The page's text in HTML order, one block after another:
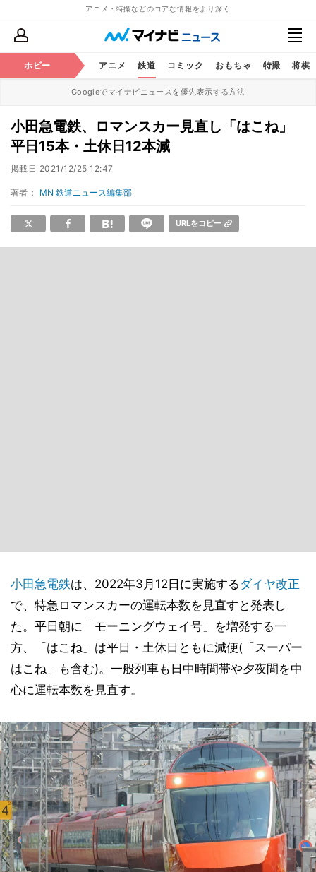
アニメ・特撮などのコアな情報をより深く
ホビー アニメ 鉄道 コミック おもちゃ 特撮 将棋
Googleでマイナビニュースを優先表示する方法
小田急電鉄、ロマンスカー見直し「はこね」
平日15本・土休日12本減
掲載日 2021/12/25 12:47
著者： MN 鉄道ニュース編集部
URLをコピー
小田急電鉄は、2022年3月12日に実施する ダイヤ改正
で、特急ロマンスカーの運転本数を見直すと発表し
た。平日朝に「モーニングウェイ号」を増発する一
方、「はこね」は平日・土休日ともに減便(「スーパー
はこね」も含む)。一般列車も日中時間帯や夕夜間を中
心に運転本数を見直す。